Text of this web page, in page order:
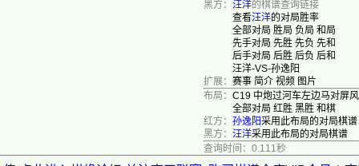
黑方： 汪洋的棋谱查询链接
查看汪洋的对局胜率
全部对局 胜局 负局 和局
先手对局 先胜 先负 先和
后手对局 后胜 后负 后和
汪洋-VS-孙逸阳
扩展： 赛事 简介 视频 图片
布局： C19 中炮过河车左边马对屏
全部对局 红胜 黑胜 和棋
红方： 孙逸阳采用此布局的对局棋谱
黑方： 汪洋采用此布局的对局棋谱
查询时间：0.111秒